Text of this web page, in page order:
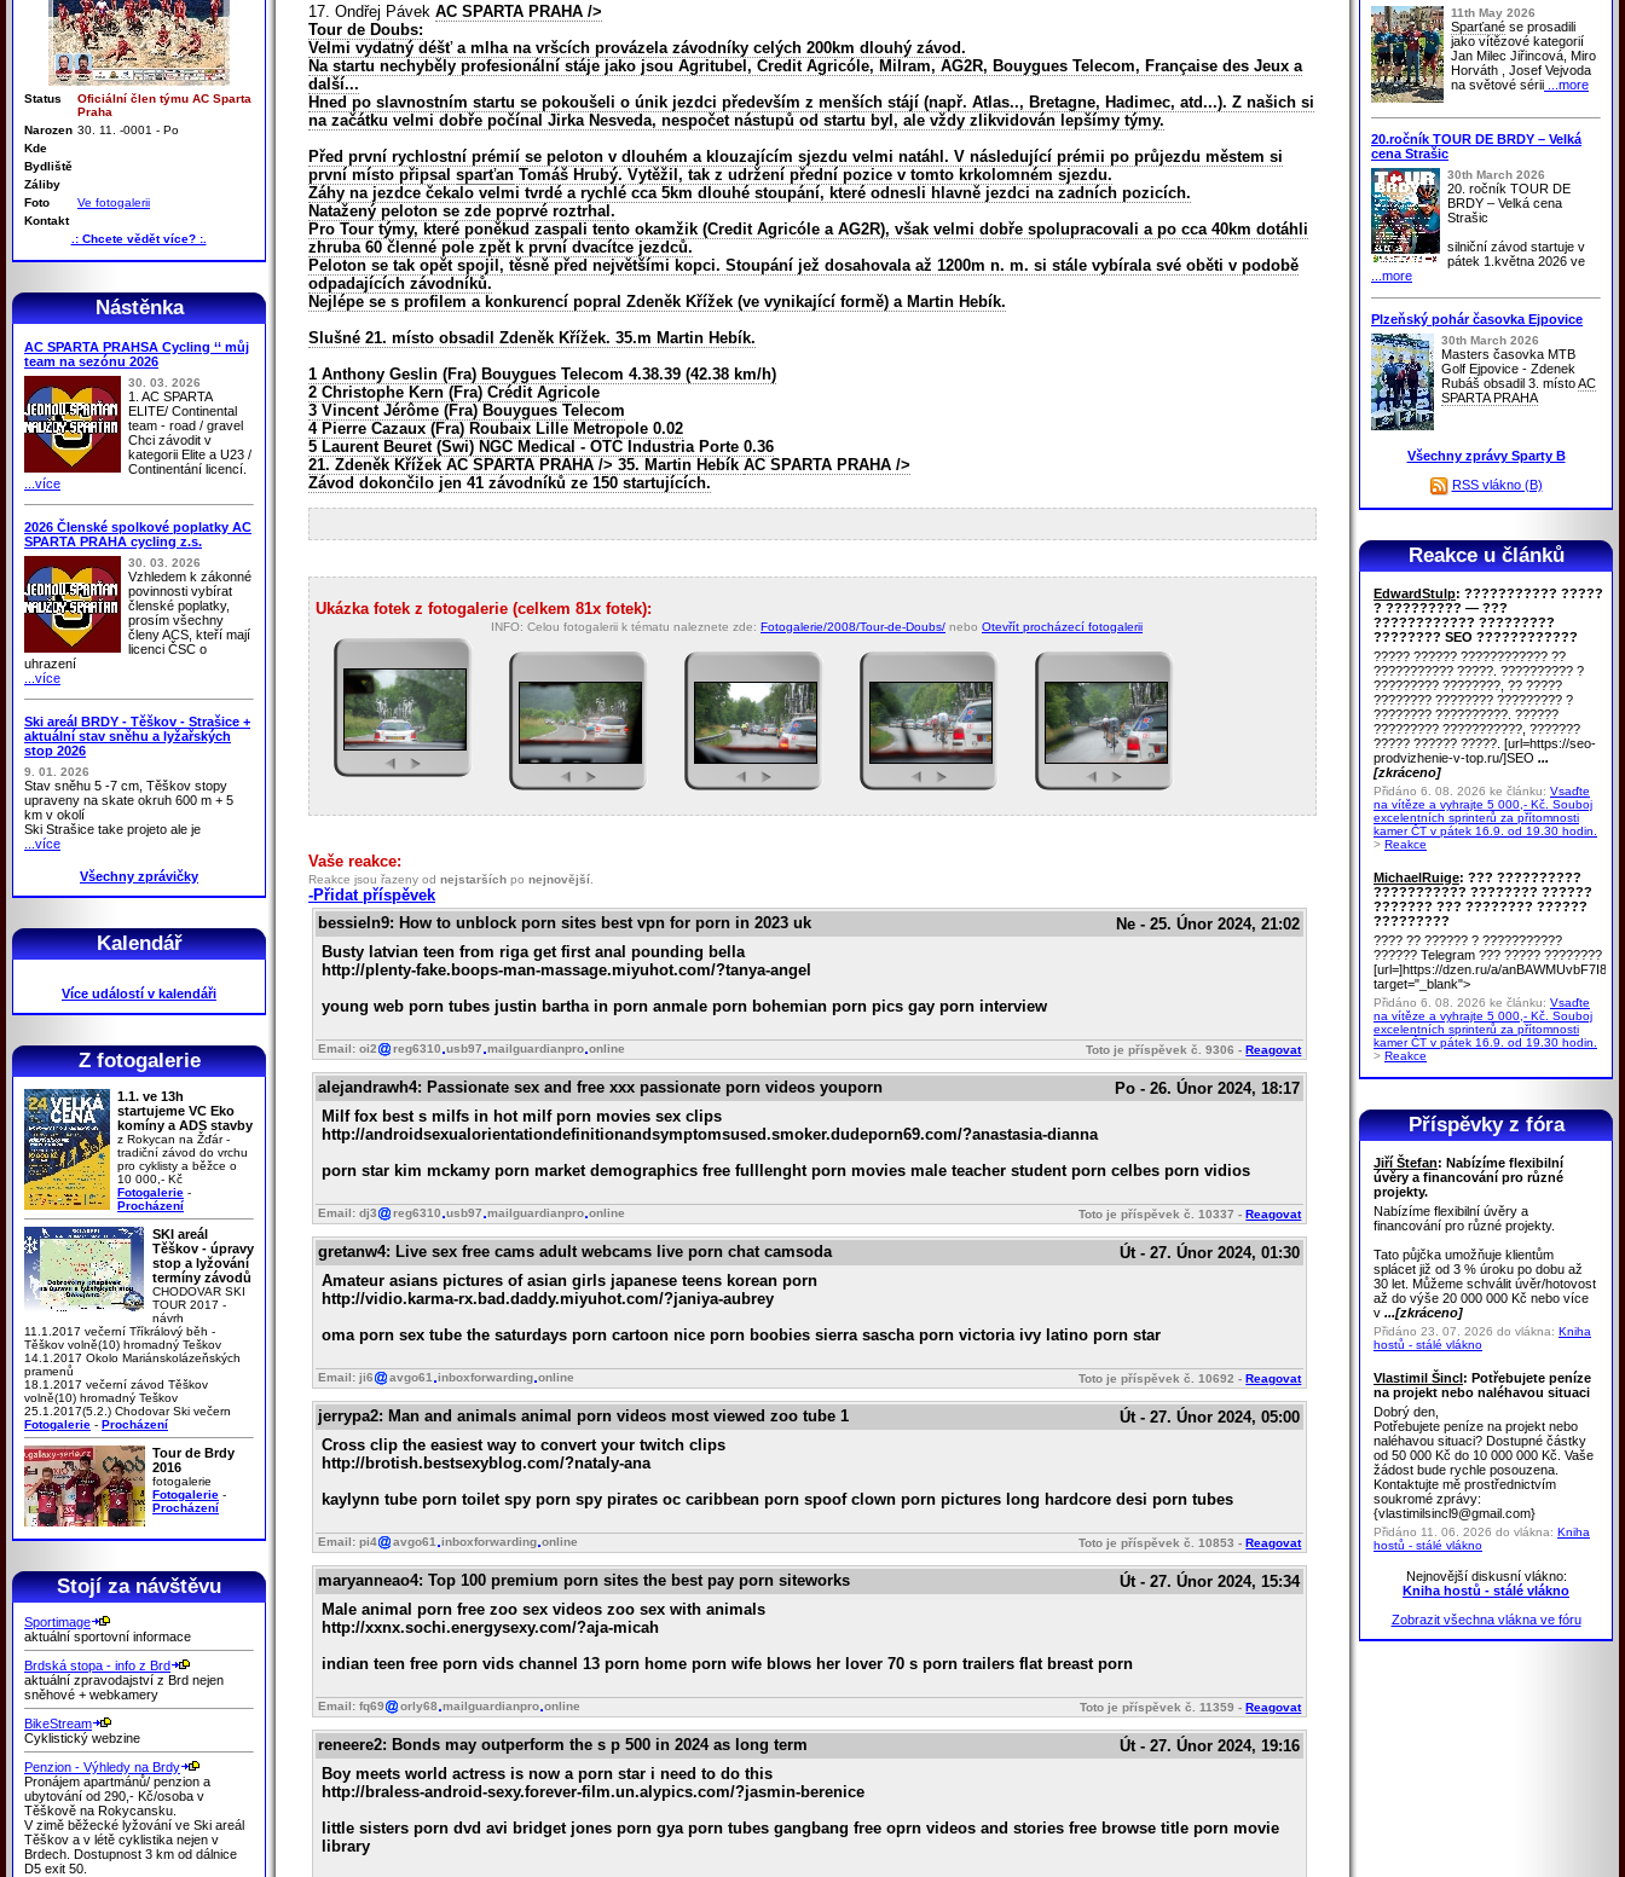
Status
Oficiální člen týmu AC Sparta
Praha
Narozen 30. 11. -0001 - Po
Kde
Bydliště
Záliby
Foto
Ve fotogalerii
Kontakt
.: Chcete vědět více? :.
Nástěnka
AC SPARTA PRAHSA Cycling ‘‘ můj
team na sezónu 2026
30. 03. 2026
1. AC SPARTA
ELITE/ Continental
team - road / gravel
Chci závodit v
kategorii Elite a U23 /
Continentání licencí.
...více
2026 Členské spolkové poplatky AC
SPARTA PRAHA cycling z.s.
30. 03. 2026
Vzhledem k zákonné
povinnosti vybírat
členské poplatky,
prosím všechny
členy ACS, kteří mají
licenci ČSC o
uhrazení
...více
Ski areál BRDY - Těškov - Strašice +
aktuální stav sněhu a lyžařských
stop 2026
9. 01. 2026
Stav sněhu 5 -7 cm, Těškov stopy
upraveny na skate okruh 600 m + 5
km v okolí
Ski Strašice take projeto ale je
...více
Všechny zprávičky
Kalendář
Více událostí v kalendáři
Z fotogalerie
1.1. ve 13h
startujeme VC Eko
komíny a ADS stavby
z Rokycan na Žďár -
tradiční závod do vrchu
pro cyklisty a běžce o
10 000,- Kč
Fotogalerie -
Procházení
SKI areál
Těškov - úpravy
stop a lyžování
termíny závodů
CHODOVAR SKI
TOUR 2017 -
návrh
11.1.2017 večerní Tříkrálový běh -
Těškov volně(10) hromadný Teškov
14.1.2017 Okolo Mariánskolázeňských
pramenů
18.1.2017 večerní závod Těškov
volně(10) hromadný Teškov
25.1.2017(5.2.) Chodovar Ski večern
Fotogalerie - Procházení
Tour de Brdy
2016
fotogalerie
Fotogalerie -
Procházení
Stojí za návštěvu
Sportimage
aktuální sportovní informace
Brdská stopa - info z Brd
aktuální zpravodajství z Brd nejen
sněhové + webkamery
BikeStream
Cyklistický webzine
Penzion - Výhledy na Brdy
Pronájem apartmánů/ penzion a
ubytování od 290,- Kč/osoba v
Těškově na Rokycansku.
V zimě běžecké lyžování ve Ski areál
Těškov a v létě cyklistika nejen v
Brdech. Dostupnost 3 km od dálnice
D5 exit 50.
17. Ondřej Pávek AC SPARTA PRAHA />
Tour de Doubs:
Velmi vydatný déšť a mlha na vršcích provázela závodníky celých 200km dlouhý závod.
Na startu nechyběly profesionální stáje jako jsou Agritubel, Credit Agricóle, Milram, AG2R, Bouygues Telecom, Française des Jeux a
další...
Hned po slavnostním startu se pokoušeli o únik jezdci především z menších stájí (např. Atlas.., Bretagne, Hadimec, atd...). Z našich si
na začátku velmi dobře počínal Jirka Nesveda, nespočet nástupů od startu byl, ale vždy zlikvidován lepšímy týmy.
Před první rychlostní prémií se peloton v dlouhém a klouzajícím sjezdu velmi natáhl. V následující prémii po průjezdu městem si
první místo připsal sparťan Tomáš Hrubý. Vytěžil, tak z udržení přední pozice v tomto krkolomném sjezdu.
Záhy na jezdce čekalo velmi tvrdé a rychlé cca 5km dlouhé stoupání, které odnesli hlavně jezdci na zadních pozicích.
Natažený peloton se zde poprvé roztrhal.
Pro Tour týmy, které poněkud zaspali tento okamžik (Credit Agricóle a AG2R), však velmi dobře spolupracovali a po cca 40km dotáhli
zhruba 60 členné pole zpět k první dvacítce jezdců.
Peloton se tak opět spojil, těsně před největšími kopci. Stoupání jež dosahovala až 1200m n. m. si stále vybírala své oběti v podobě
odpadajících závodníků.
Nejlépe se s profilem a konkurencí popral Zdeněk Křížek (ve vynikající formě) a Martin Hebík.
Slušné 21. místo obsadil Zdeněk Křížek. 35.m Martin Hebík.
1 Anthony Geslin (Fra) Bouygues Telecom 4.38.39 (42.38 km/h)
2 Christophe Kern (Fra) Crédit Agricole
3 Vincent Jérôme (Fra) Bouygues Telecom
4 Pierre Cazaux (Fra) Roubaix Lille Metropole 0.02
5 Laurent Beuret (Swi) NGC Medical - OTC Industria Porte 0.36
21. Zdeněk Křížek AC SPARTA PRAHA /> 35. Martin Hebík AC SPARTA PRAHA />
Závod dokončilo jen 41 závodníků ze 150 startujících.
Ukázka fotek z fotogalerie (celkem 81x fotek):
INFO: Celou fotogalerii k tématu naleznete zde: Fotogalerie/2008/Tour-de-Doubs/ nebo Otevřít procházecí fotogalerii
Vaše reakce:
Reakce jsou řazeny od nejstarších po nejnovější.
-Přidat příspěvek
bessieln9: How to unblock porn sites best vpn for porn in 2023 uk
Ne - 25. Únor 2024, 21:02
Busty latvian teen from riga get first anal pounding bella
http://plenty-fake.boops-man-massage.miyuhot.com/?tanya-angel
young web porn tubes justin bartha in porn anmale porn bohemian porn pics gay porn interview
Email: oi2 reg6310 usb97 mailguardianpro online Toto je příspěvek č.9306 - Reagovat
alejandrawh4: Passionate sex and free xxx passionate porn videos youporn
Po - 26. Únor 2024, 18:17
Milf fox best s milfs in hot milf porn movies sex clips
http://androidsexualorientationdefinitionandsymptomsused.smoker.dudeporn69.com/?anastasia-dianna
porn star kim mckamy porn market demographics free fulllenght porn movies male teacher student porn celbes porn vidios
Email: dj3 reg6310 usb97 mailguardianpro online Toto je příspěvek č.10337 - Reagovat
gretanw4: Live sex free cams adult webcams live porn chat camsoda
Út - 27. Únor 2024, 01:30
Amateur asians pictures of asian girls japanese teens korean porn
http://vidio.karma-rx.bad.daddy.miyuhot.com/?janiya-aubrey
oma porn sex tube the saturdays porn cartoon nice porn boobies sierra sascha porn victoria ivy latino porn star
Email: ji6 avgo61 inboxforwarding online Toto je příspěvek č.10692 - Reagovat
jerrypa2: Man and animals animal porn videos most viewed zoo tube 1
Út - 27. Únor 2024, 05:00
Cross clip the easiest way to convert your twitch clips
http://brotish.bestsexyblog.com/?nataly-ana
kaylynn tube porn toilet spy porn spy pirates oc caribbean porn spoof clown porn pictures long hardcore desi porn tubes
Email: pi4 avgo61 inboxforwarding online Toto je příspěvek č.10853 - Reagovat
maryanneao4: Top 100 premium porn sites the best pay porn siteworks
Út - 27. Únor 2024, 15:34
Male animal porn free zoo sex videos zoo sex with animals
http://xxnx.sochi.energysexy.com/?aja-micah
indian teen free porn vids channel 13 porn home porn wife blows her lover 70 s porn trailers flat breast porn
Email: fq69 orly68 mailguardianpro online Toto je příspěvek č.11359 - Reagovat
reneere2: Bonds may outperform the s p 500 in 2024 as long term
Út - 27. Únor 2024, 19:16
Boy meets world actress is now a porn star i need to do this
http://braless-android-sexy.forever-film.un.alypics.com/?jasmin-berenice
little sisters porn dvd avi bridget jones porn gya porn tubes gangbang free oprn videos and stories free browse title porn movie
library
11th May 2026
Sparťané se prosadili
jako vítězové kategorií
Jan Milec Jiřincová, Miro
Horváth , Josef Vejvoda
na světové sérii ...more
20.ročník TOUR DE BRDY – Velká
cena Strašic
30th March 2026
20. ročník TOUR DE
BRDY – Velká cena
Strašic
silniční závod startuje v
pátek 1.května 2026 ve
...more
Plzeňský pohár časovka Ejpovice
30th March 2026
Masters časovka MTB
Golf Ejpovice - Zdenek
Rubáš obsadil 3. místoAC
SPARTA PRAHA
Všechny zprávy Sparty B
RSS vlákno (B)
Reakce u článků
EdwardStulp: ??????????? ?????
? ????????? — ???
???????????? ?????????
???????? SEO ????????????
????? ?????? ???????????? ??
??????????? ?????. ?????????? ?
????????? ????????, ?? ?????
???????? ???????? ????????? ?
???????? ??????????. ??????
????????? ???????????, ???????
????? ?????? ?????. [url=https://seo-
prodvizhenie-v-top.ru/]SEO ...
[zkráceno]
Přidáno 6. 08. 2026 ke článku: Vsaďte
na vítěze a vyhrajte 5 000,- Kč. Souboj
excelentních sprinterů za přítomnosti
kamer ČT v pátek 16.9. od 19.30 hodin.
> Reakce
MichaelRuige: ??? ??????????
??????????? ???????? ??????
??????? ??? ???????? ??????
?????????
???? ?? ?????? ? ???????????
?????? Telegram ??? ????? ????????
[url=]https://dzen.ru/a/
target="_blank">
Přidáno 6. 08. 2026 ke článku: Vsaďte
na vítěze a vyhrajte 5 000,- Kč. Souboj
excelentních sprinterů za přítomnosti
kamer ČT v pátek 16.9. od 19.30 hodin.
> Reakce
Příspěvky z fóra
Jiří Štefan: Nabízíme flexibilní
úvěry a financování pro různé
projekty.
Nabízíme flexibilní úvěry a
financování pro různé projekty.
Tato půjčka umožňuje klientům
splácet již od 3 % úroku po dobu až
30 let. Můžeme schválit úvěr/hotovost
až do výše 20 000 000 Kč nebo více
v ...[zkráceno]
Přidáno 23. 07. 2026 do vlákna: Kniha
hostů - stálé vlákno
Vlastimil Šincl: Potřebujete peníze
na projekt nebo naléhavou situaci
Dobrý den,
Potřebujete peníze na projekt nebo
naléhavou situaci? Dostupné částky
od 50 000 Kč do 10 000 000 Kč. Vaše
žádost bude rychle posouzena.
Kontaktujte mě prostřednictvím
soukromé zprávy:
{vlastimilsincl9@gmail.com}
Přidáno 11. 06. 2026 do vlákna: Kniha
hostů - stálé vlákno
Nejnovější diskusní vlákno:
Kniha hostů - stálé vlákno
Zobrazit všechna vlákna ve fóru